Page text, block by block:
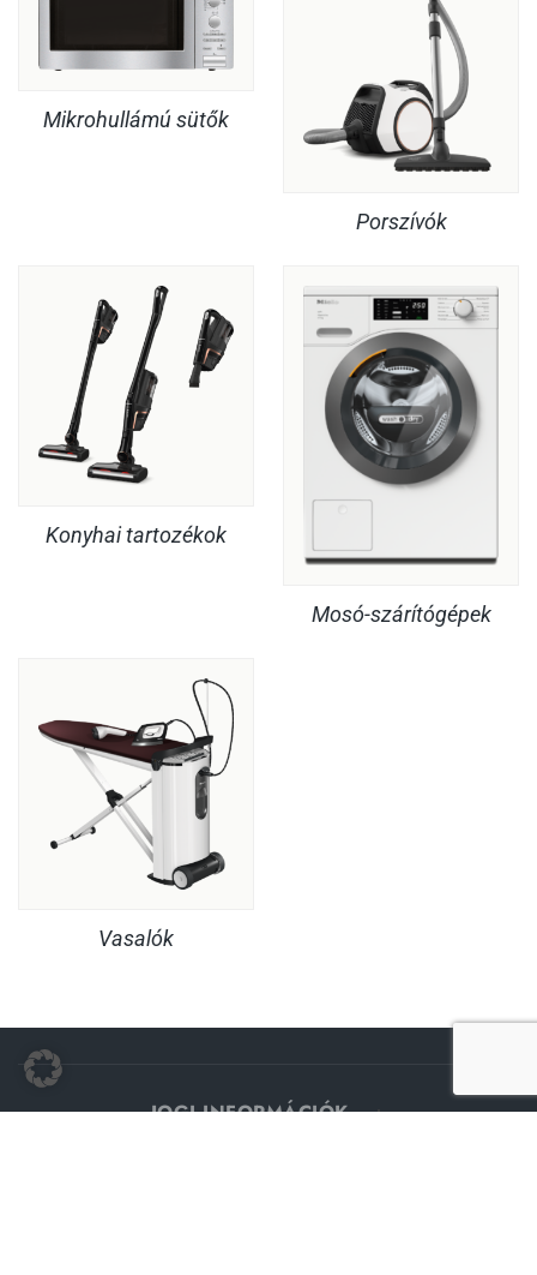
Mikrohullámú sütők
Porszívók
Konyhai tartozékok
Mosó-szárítógépek
Vasalók
JOGI INFORMÁCIÓK